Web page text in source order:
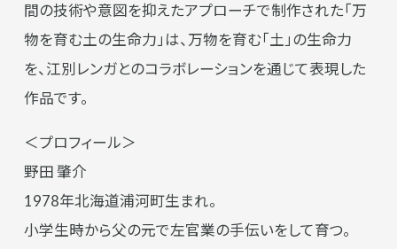
間の技術や意図を抑えたアプローチで制作された「万
物を育む土の生命力」は、万物を育む「土」の生命力
を、江別レンガとのコラボレーションを通じて表現した
作品です。
＜プロフィール＞
野田 肇介
1978年北海道浦河町生まれ。
小学生時から父の元で左官業の手伝いをして育つ。